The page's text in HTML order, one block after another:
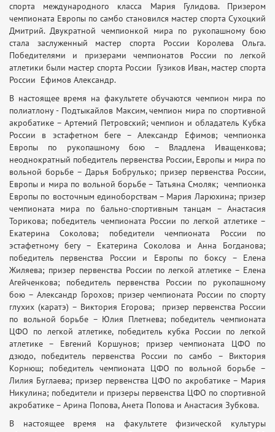
спорта международного класса Мария Гулидова. Призером
чемпионата Европы по самбо становился мастер спорта Сухоцкий
Дмитрий. Двукратной чемпионкой мира по рукопашному бою
стала заслуженный мастер спорта России Королева Ольга.
Победителями и призерами чемпионатов России по легкой
атлетики были мастер спорта России Гузиков Иван, мастер спорта
России Ефимов Александр.
В настоящее время на факультете обучаются чемпион мира по
полиатлону - Подтыкайлов Максим, чемпион мира по спортивной
акробатике – Артемий Петровский; чемпион и обладатель Кубка
России в эстафетном беге – Александр Ефимов; чемпионка
Европы по рукопашному бою – Владлена Иващенкова;
неоднократный победитель первенства России, Европы и мира по
вольной борьбе – Дарья Бобрулько; призер первенства России,
Европы и мира по вольной борьбе – Татьяна Смоляк; чемпионка
Европы по восточным единоборствам – Мария Ларюхина; призер
чемпионата мира по бально-спортивным танцам – Анастасия
Торикова; победитель чемпионата России по легкой атлетике –
Екатерина Соколова; победители чемпионата России по
эстафетному бегу – Екатерина Соколова и Анна Богданова;
победитель первенства России и Европы по боксу – Елена
Жиляева; призер первенства России по легкой атлетике – Елена
Агейченкова; победитель первенства России по рукопашному
бою – Александр Горохов; призер чемпионата России по спорту
глухих (каратэ) – Виктория Егорова; призер первенства России
по вольной борьбе – Юлия Плетнева; победитель чемпионата
ЦФО по легкой атлетике, победитель кубка России по легкой
атлетике – Евгений Коршунов; призер чемпионата ЦФО по
дзюдо, победитель первенства России по самбо – Виктория
Корнюш; победитель чемпионата ЦФО по вольной борьбе –
Лилия Буглаева; призер первенства ЦФО по акробатике – Мария
Никулина; победители и призеры первенства ЦФО по спортивной
акробатике – Арина Попова, Анета Попова и Анастасия Зубкова.
В настоящее время на факультете физической культуры